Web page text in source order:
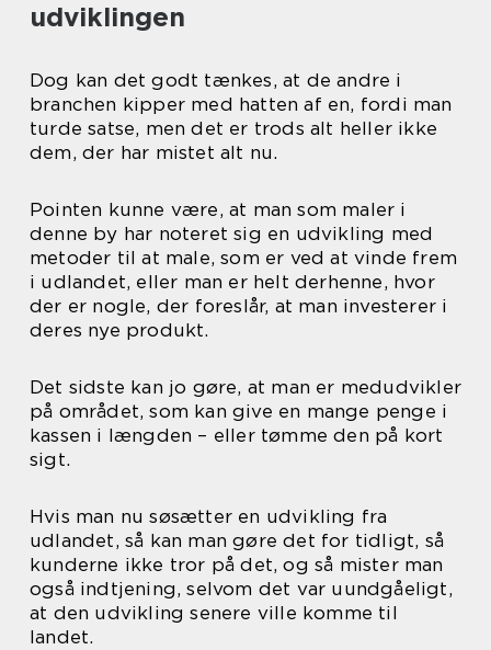
udviklingen
Dog kan det godt tænkes, at de andre i
branchen kipper med hatten af en, fordi man
turde satse, men det er trods alt heller ikke
dem, der har mistet alt nu.
Pointen kunne være, at man som maler i
denne by har noteret sig en udvikling med
metoder til at male, som er ved at vinde frem
i udlandet, eller man er helt derhenne, hvor
der er nogle, der foreslår, at man investerer i
deres nye produkt.
Det sidste kan jo gøre, at man er medudvikler
på området, som kan give en mange penge i
kassen i længden – eller tømme den på kort
sigt.
Hvis man nu søsætter en udvikling fra
udlandet, så kan man gøre det for tidligt, så
kunderne ikke tror på det, og så mister man
også indtjening, selvom det var uundgåeligt,
at den udvikling senere ville komme til
landet.